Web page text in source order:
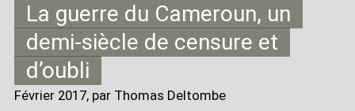
La guerre du Cameroun, un
demi-siècle de censure et
d’oubli
Février 2017, par Thomas Deltombe